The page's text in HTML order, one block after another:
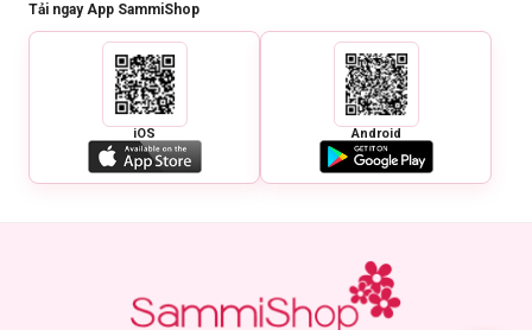
Tải ngay App SammiShop
iOS Android